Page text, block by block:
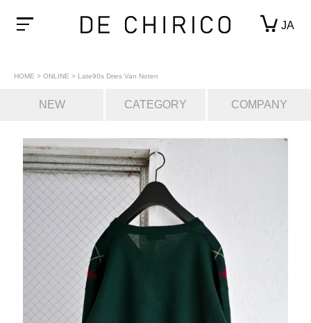
JA
HOME > ONLINE > Late90s Dries Van Noten
NEW CATEGORY COMPANY